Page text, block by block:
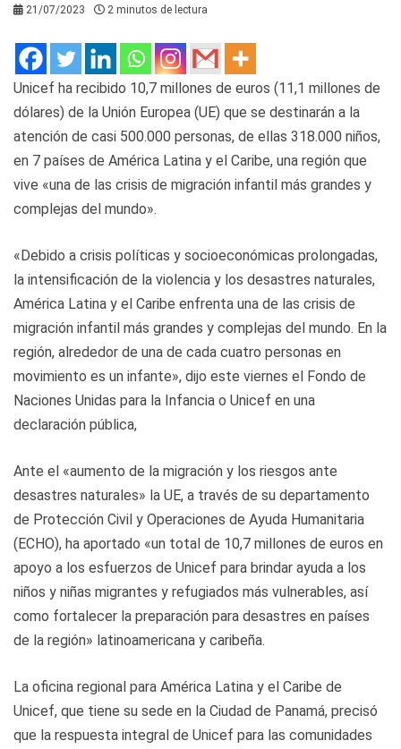
21/07/2023 2 minutos de lectura
Unicef ha recibido 10,7 millones de euros (11,1 millones de
dólares) de la Unión Europea (UE) que se destinarán a la
atención de casi 500.000 personas, de ellas 318.000 niños,
en 7 países de América Latina y el Caribe, una región que
vive «una de las crisis de migración infantil más grandes y
complejas del mundo».
«Debido a crisis políticas y socioeconómicas prolongadas,
la intensificación de la violencia y los desastres naturales,
América Latina y el Caribe enfrenta una de las crisis de
migración infantil más grandes y complejas del mundo. En la
región, alrededor de una de cada cuatro personas en
movimiento es un infante», dijo este viernes el Fondo de
Naciones Unidas para la Infancia o Unicef en una
declaración pública,
Ante el «aumento de la migración y los riesgos ante
desastres naturales» la UE, a través de su departamento
de Protección Civil y Operaciones de Ayuda Humanitaria
(ECHO), ha aportado «un total de 10,7 millones de euros en
apoyo a los esfuerzos de Unicef para brindar ayuda a los
niños y niñas migrantes y refugiados más vulnerables, así
como fortalecer la preparación para desastres en países
de la región» latinoamericana y caribeña.
La oficina regional para América Latina y el Caribe de
Unicef, que tiene su sede en la Ciudad de Panamá, precisó
que la respuesta integral de Unicef para las comunidades